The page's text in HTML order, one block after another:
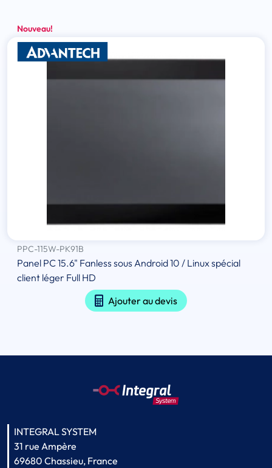
Nouveau!
PPC-115W-PK91B
Panel PC 15.6" Fanless sous Android 10 / Linux spécial
client léger Full HD
Ajouter au devis
INTEGRAL SYSTEM
31 rue Ampère
69680 Chassieu, France